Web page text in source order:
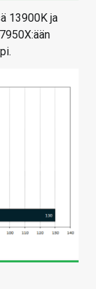
13900K ja